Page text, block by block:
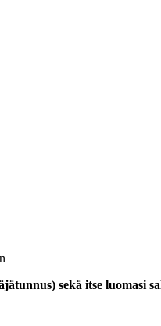
sekä itse luomasi